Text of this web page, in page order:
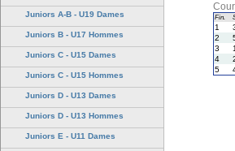
Juniors A-B - U19 Dames
Juniors B - U17 Hommes
Juniors C - U15 Dames
Juniors C - U15 Hommes
Juniors D - U13 Dames
Juniors D - U13 Hommes
Juniors E - U11 Dames
Fin.
1
2
3
4
5